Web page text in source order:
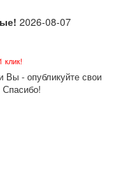
2026-08-07
1 клик!
Вы - опубликуйте свои
Спасибо!